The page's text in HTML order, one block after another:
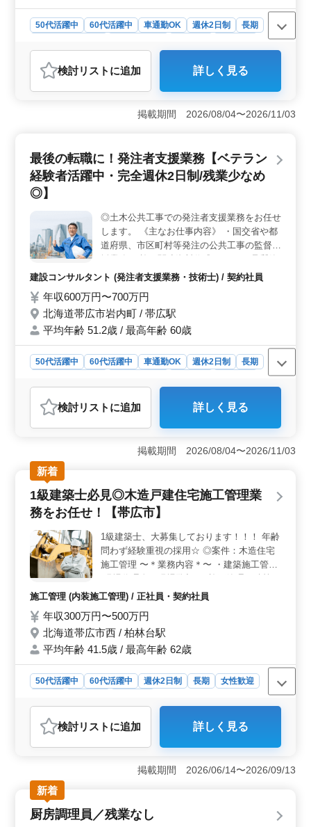
ださいませ♪
50代活躍中 60代活躍中 車通勤OK 週休2日制
長期
おすすめポイント
＜豊富な経験を活かせる環境＞ 工程管理や安全管理、
品質管理など、土木工事全般にわたる業務を行います。
経験豊富な方々がチームを支え、安定した業務を実現し
プライベートも充実＞ 完全週休2日制で、プライベート
の時間を大切にできます。マイカー通勤が可能で、交通
費は全額支給されるため、通勤の負担を軽減できます。
寮や社宅の用意もあり、遠方からの方も安心して勤務で
きる環境が整っています。年齢に関係なく活躍できる環
境が整っており定年後の方も積極的に応募されていま
す。 ＜シニア層活躍中！発注者支援業務＞ 北海道
帯広市上清川町基線での土木工事の現場監督業務をご担
技術者が活躍しています。ご経験を活かし新しいステー
ジを築いてみませんか。お問い合わせお待ちしておりま
す。
検討リスト に追加 詳しく見る
掲載期間 2026/08/04〜2026/11/03
最後の転職に！発注者支援業務【ベテラン
経験者活躍中・完全週休2日制/残業少なめ
◎】
◎土木公共工事での発注者支援業務をお任せ
します。 《主なお仕事内容》 ・国交省や都
道府県、市区町村等発注の公共工事の監督支
援業務 ・施工関連資料作成 ・工程・品質管
理等 ・設計図修正 等 ＊完全週休2日制！万
いたします！ ＊シニア層歓迎です！50〜60
代のベテランシニア活躍中、年齢は一切問い
ません。 「まだまだ活躍したい」「培った
にご応募くださいませ♪
建設コンサルタント (発注者支援業務・技術士) / 契約社員
年収600万円〜700万円
北海道帯広市岩内町 / 帯広駅
平均年齢 51.2歳 / 最高年齢 60歳
50代活躍中 60代活躍中 車通勤OK 週休2日制
長期
おすすめポイント
＜経験とスキルの活かせる環境＞ 公共工事の発注者支
援業務を担当し、土木施工管理技士の経験や発注者支援
業務のスキルを活かせるのが魅力的です。 ＜働きや
すさと福利厚生＞ 完全週休2日制であり、休日出勤時は
100％代休を取得できる柔軟な休暇制度。無料駐車場完備
で車通勤も可能です。さらに、寮や社宅も提供されてお
り、地域外からの応募者にも安心の環境が整っていま
50〜60代のベテランシニアも活躍しています。培った経
験を存分に発揮できる職場であり、シニア層の貢献が重
視されています。
検討リスト に追加 詳しく見る
掲載期間 2026/08/04〜2026/11/03
新着
1級建築士必見◎木造戸建住宅施工管理業
務をお任せ！【帯広市】
1級建築士、大募集しております！！！ 年齢
問わず経験重視の採用☆ ◎案件：木造住宅
施工管理 〜＊業務内容＊〜 ・建築施工管理
書類作成、施工図修正程度 等 ・発注者との
→→備考 ・年間休日121日 ・交通費：全額
支給 ・1級建築士資格保有者優遇 木造住宅
施工管理業務でお仕事お探しの方、 ぜひご
施工管理 (内装施工管理) / 正社員・契約社員
年収300万円〜500万円
北海道帯広市西 / 柏林台駅
平均年齢 41.5歳 / 最高年齢 62歳
50代活躍中 60代活躍中 週休2日制 長期
女性歓迎
おすすめポイント
＜1級建築士募集＞ 北海道帯広市で、1級建築士を募集
しています。木造住宅の施工管理業務を担当し、建築施
工管理や積算、書類作成など幅広い業務に携わります。
経験を重視した採用で、年齢に関係なく多様な方にチャ
ンスを提供します。 ＜業務内容＞ 建築施工管理、
積算、書類作成、施工図修正などの業務を担当します。
年間休日121日で、交通費は全額支給です。1級建築士資
検討リスト に追加 詳しく見る
掲載期間 2026/06/14〜2026/09/13
新着
厨房調理員／残業なし